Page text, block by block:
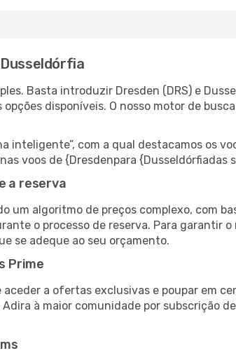
Basta introduzir Dresden (DRS) e
disponíveis. O nosso motor de
inteligente”, com a qual destacamos os
voos de {Dresdenpara {Dusseldórfiadas
a reserva
um algoritmo de preços complexo, com
o processo de reserva. Para garantir
se adeque ao seu orçamento.
Prime
aceder a ofertas exclusivas e poupar em
à maior comunidade por subscrição